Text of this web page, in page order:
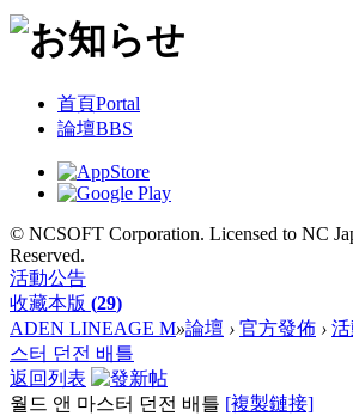
首頁Portal
論壇BBS
© NCSOFT Corporation. Licensed to NC
Reserved.
活動公告
收藏本版 (29)
ADEN LINEAGE M»論壇 › 官方發佈 ›
스터 던전 배틀
返回列表
월드 앤 마스터 던전 배틀 [複製鏈接]